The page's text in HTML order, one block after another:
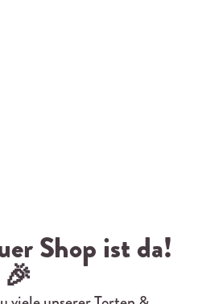
Shop ist da!
🎉